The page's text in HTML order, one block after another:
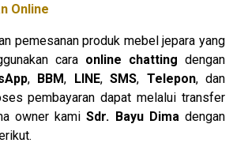
Online
pemesanan produk mebel jepara yang
cara online chatting dengan
, BBM, LINE,SMS, Telepon, dan
pembayaran dapat melalui transfer
owner kamiSdr. Bayu Dima dengan